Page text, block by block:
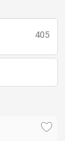
405